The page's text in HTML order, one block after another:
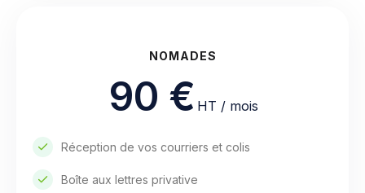
NOMADES
90 € HT / mois
Réception de vos courriers et colis
Boîte aux lettres privative